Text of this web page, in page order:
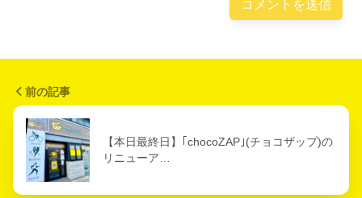
前の記事
【本日最終日】｢chocoZAP｣(チョコザップ)の
リニューア…